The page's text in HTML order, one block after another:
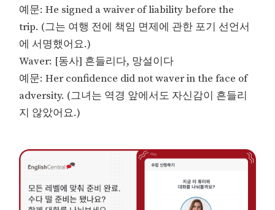
예문: He signed a waiver of liability before the
trip. (그는 여행 전에 책임 면제에 관한 포기 선언서
에 서명했어요.)
Waver: [동사] 흔들리다, 망설이다
예문: Her confidence did not waver in the face of
adversity. (그녀는 역경 앞에서도 자신감이 흔들리
지 않았어요.)